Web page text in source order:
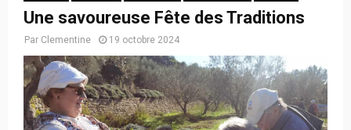
Une savoureuse Fête des Traditions
Par Clementine 19 octobre 2024